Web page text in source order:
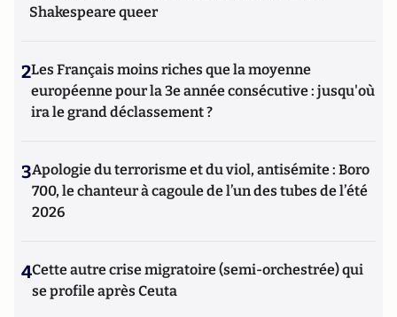
Shakespeare queer
2Les Français moins riches que la moyenne
européenne pour la 3e année consécutive : jusqu'où
ira le grand déclassement ?
3Apologie du terrorisme et du viol, antisémite : Boro
700, le chanteur à cagoule de l’un des tubes de l’été
2026
4Cette autre crise migratoire (semi-orchestrée) qui
se profile après Ceuta